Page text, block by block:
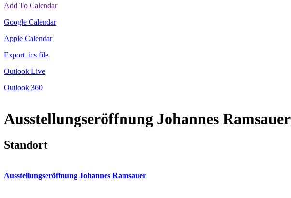
Add To Calendar
Google Calendar
Apple Calendar
Export .ics file
Outlook Live
Outlook 360
Ausstellungseröffnung Johannes Ramsauer
Standort
Ausstellungseröffnung Johannes Ramsauer